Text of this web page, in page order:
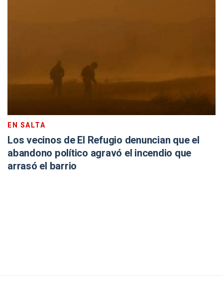
EN SALTA
Los vecinos de El Refugio denuncian que el
abandono político agravó el incendio que
arrasó el barrio